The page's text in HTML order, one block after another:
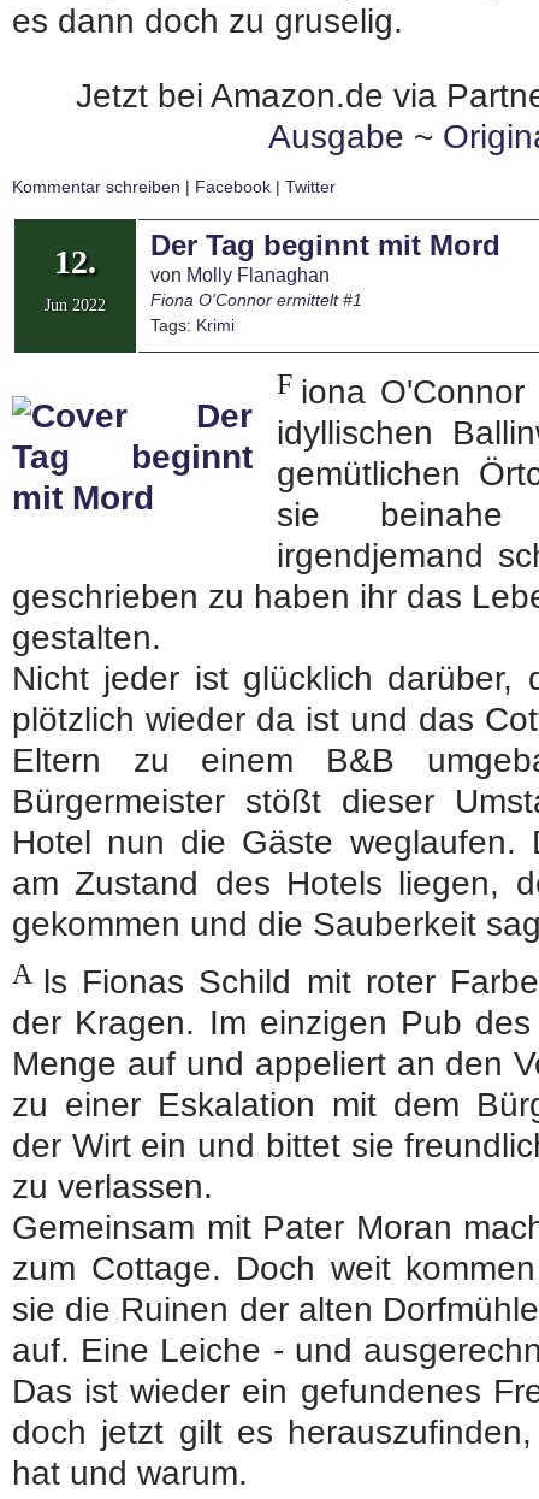
es dann doch zu gruselig.
Jetzt bei Amazon.de via
Ausgabe ~
Kommentar schreiben | Facebook | Twitter
12.
Jun 2022
Der Tag beginnt mit Mord
von Molly Flanaghan
Fiona O'Connor ermittelt#1
Tags: Krimi
F iona
idyllischen
gemütlichen
sie beinahe
irgendjemand
geschrieben zu haben ihr das
gestalten.
Nicht jeder ist glücklich darüber,
plötzlich wieder da ist und das
Eltern zu einem B&B
Bürgermeister stößt dieser
Hotel nun die Gäste weglaufen.
am Zustand des Hotels liegen,
gekommen und die Sauberkeit
A ls Fionas Schild mit roter
der Kragen. Im einzigen Pub
Menge auf und appeliert an den
zu einer Eskalation mit dem
der Wirt ein und bittet sie
zu verlassen.
Gemeinsam mit Pater Moran
zum Cottage. Doch weit
sie die Ruinen der alten
auf. Eine Leiche - und
Das ist wieder ein gefundenes
doch jetzt gilt es
hat und warum.